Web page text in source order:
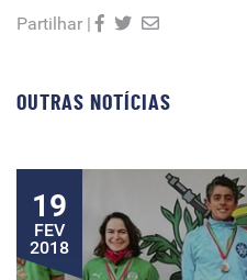
Partilhar |
OUTRAS NOTÍCIAS
19
FEV
2018